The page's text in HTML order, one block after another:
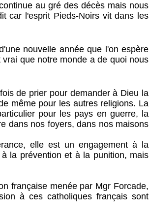
au gré des décès mais nous
car l'esprit Pieds-Noirs vit dans les
nouvelle année que l'on espère
que notre monde a de quoi nous
de prier pour demander à Dieu la
même pour les autres religions. La
pour les pays en guerre, la
dans nos foyers, dans nos maisons
elle est un engagement à la
la prévention et à la punition, mais
française menée par Mgr Forcade,
à ces catholiques français sont